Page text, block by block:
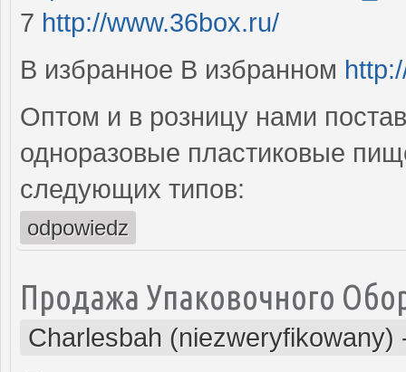
7 http://www.36box.ru/
В избранное В избранном
Оптом и в розницу нами
одноразовые пластиковые
следующих типов:
odpowiedz
Продажа Упаковочного
Charlesbah (niezweryfikowany)